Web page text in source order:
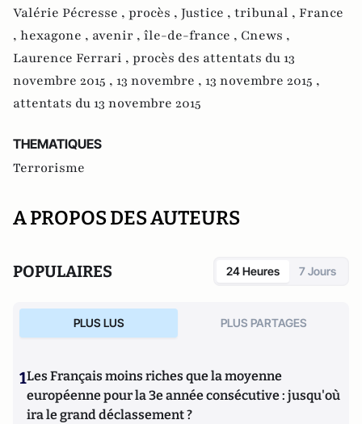
Valérie Pécresse , procès , Justice , tribunal , France
, hexagone , avenir , île-de-france , Cnews ,
Laurence Ferrari , procès des attentats du 13
novembre 2015 , 13 novembre , 13 novembre 2015 ,
attentats du 13 novembre 2015
THEMATIQUES
Terrorisme
A PROPOS DES AUTEURS
POPULAIRES 24 Heures 7 Jours
PLUS LUS PLUS PARTAGES
1Les Français moins riches que la moyenne
européenne pour la 3e année consécutive : jusqu'où
ira le grand déclassement ?